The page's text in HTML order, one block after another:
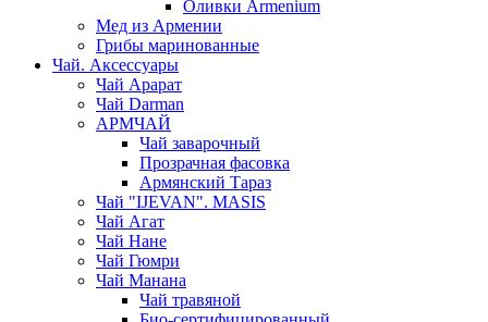
Оливки Armenium
Мед из Армении
Грибы маринованные
Чай. Аксессуары
Чай Арарат
Чай Darman
АРМЧАЙ
Чай заварочный
Прозрачная фасовка
Армянский Тараз
Чай "IJEVAN". MASIS
Чай Агат
Чай Нане
Чай Гюмри
Чай Манана
Чай травяной